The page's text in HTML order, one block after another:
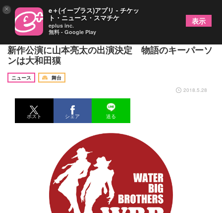
佐野瑞樹&佐野大樹の兄弟演劇ユニット「WBB」の
新作公演に⼭本亮太の出演決定 物語のキーパーソ
ンは大和田獏
ニュース
舞台
2018.5.28
ポスト シェア 送る
× e＋(イープラス)アプリ - チケッ
ト・ニュース・スマチケ
eplus inc.
無料 - Google Play
表示